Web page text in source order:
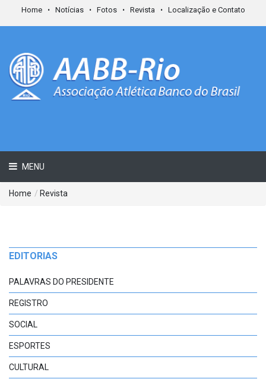
Home Notícias Fotos Revista Localização e Contato
MENU
Home / Revista
EDITORIAS
PALAVRAS DO PRESIDENTE
REGISTRO
SOCIAL
ESPORTES
CULTURAL